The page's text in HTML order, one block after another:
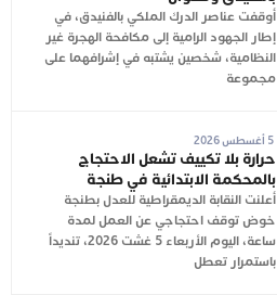
أوقفت عناصر الدرك الملكي بالفنيدق، في
إطار الجهود الرامية إلى مكافحة الهجرة غير
النظامية، شخصين يشتبه في إشرافهما على
مجموعة
5 أغسطس 2026
حرارة بلا تكييف تشعل الاحتجاج
بالمحكمة الابتدائية في طنجة
أعلنت النقابة الديمقراطية للعدل بطنجة
خوض توقف احتجاجي عن العمل لمدة
ساعة، اليوم الأربعاء 5 غشت 2026، تنديداً
باستمرار تعطل